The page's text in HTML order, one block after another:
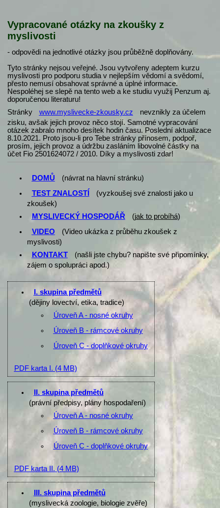
Vypracované otázky na zkoušky z
myslivosti
- odpovědi na jednotlivé otázky jsou průběžně doplňovány.
Tyto stránky nejsou veřejné. Jsou vytvořeny adeptem kurzu
myslivosti pro podporu studia v nejlepším vědomí a svědomí,
přesto nemusí obsahovat správné a úplné informace.
Nespoléhej se slepě na tento web a ke studiu využij Penzum aj.
doporučenou literaturu!
Stránky
www.myslivecke-zkousky.cz
nevznikly za účelem
zisku, avšak jejich provoz něco stojí. Samotné vypracování
otázek zabralo mnoho desítek hodin času. Poslední aktualizace
8.10.2021. Proto jsou-li pro Tebe stránky přínosem, podpoř,
prosím, jejich provoz a údržbu zasláním libovolné částky na
účet Fio 2501624072 / 2010. Díky a myslivosti zdar!
DOMŮ
(návrat na hlavní stránku)
TEST ZNALOSTÍ
(vyzkoušej své znalosti jako u
zkoušek)
MYSLIVECKÝ HOSPODÁŘ
(jak to probíhá)
VIDEO
(Video ukázka z průběhu zkoušek z
myslivosti)
KONTAKT
(našli jste chybu? napište své připomínky,
zájem o spolupráci apod.)
I. skupina předmětů
(dějiny lovectví, etika, tradice)
Úroveň A - nosné okruhy
Úroveň B - rámcové okruhy
Úroveň C - doplňkové okruhy
PDF karta I. (4 MB)
II. skupina předmětů
(právní předpisy, plány hospodaření)
Úroveň A - nosné okruhy
Úroveň B - rámcové okruhy
Úroveň C - doplňkové okruhy
PDF karta II. (4 MB)
III. skupina předmětů
(myslivecká zoologie, biologie zvěře)